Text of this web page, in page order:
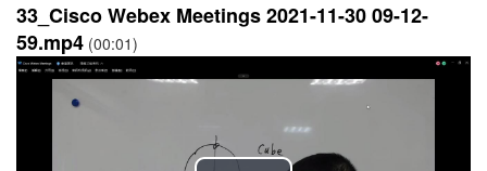
33_Cisco Webex Meetings 2021-11-30 09-12-
59.mp4 (00:01)